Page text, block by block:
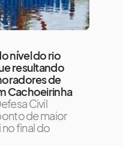
nível do rio
resultando
de
Cachoeirinha
Civil
de maior
final do